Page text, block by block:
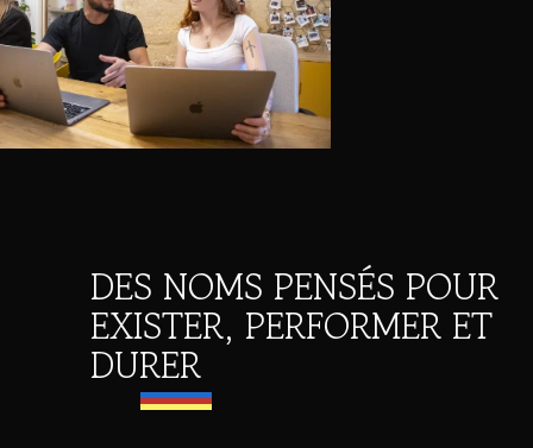
DES NOMS PENSÉS POUR
EXISTER, PERFORMER ET
DURER